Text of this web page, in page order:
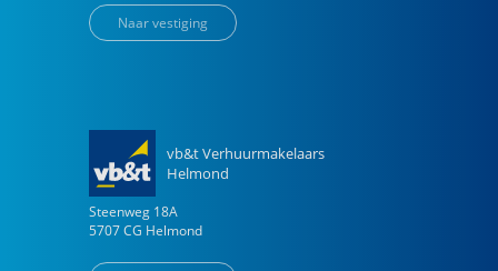
Naar vestiging
vb&t Verhuurmakelaars
Helmond
Steenweg 18A
5707 CG Helmond